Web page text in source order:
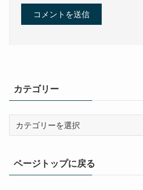
カテゴリー
ページトップに戻る